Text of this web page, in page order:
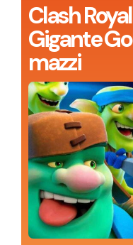
Clash
Gigante
mazzi